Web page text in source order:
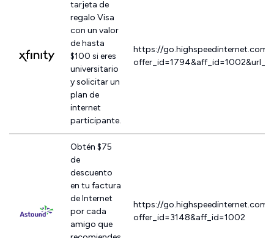
tarjeta de
regalo Visa
con un valor
de hasta
$100 si eres
universitario
y solicitar un
plan de
internet
participante.
https://go.highspeedinternet.com/
Obtén $75
de
descuento
en tu factura
de Internet
por cada
amigo que
https://go.highspeedinternet.com/
offer_id=3148&aff_id=1002